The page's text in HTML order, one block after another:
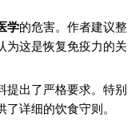
学的危害。作者建议整
为这是恢复免疫力的关
提出了严格要求。特别
了详细的饮食守则。